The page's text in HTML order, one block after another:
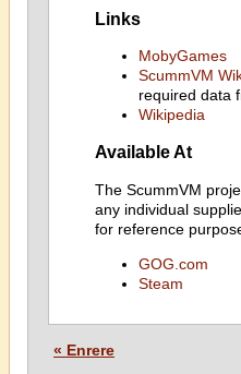
Links
MobyGames
ScummVM
required data
Wikipedia
Available At
The ScummVM
any individual
for reference
GOG.com
Steam
« Enrere